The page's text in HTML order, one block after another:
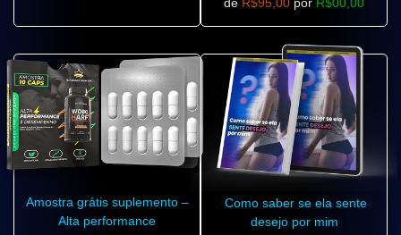
Amostra grátis suplemento –
Alta performance
Como saber se ela sente
desejo por mim